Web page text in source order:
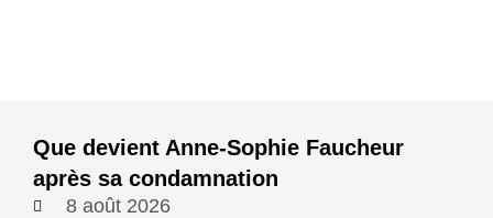
Que devient Anne-Sophie Faucheur
après sa condamnation
8 août 2026